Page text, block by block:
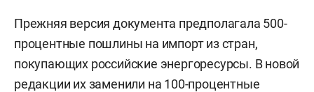
Прежняя версия документа предполагала 500-
процентные пошлины на импорт из стран,
покупающих российские энергоресурсы. В новой
редакции их заменили на 100-процентные